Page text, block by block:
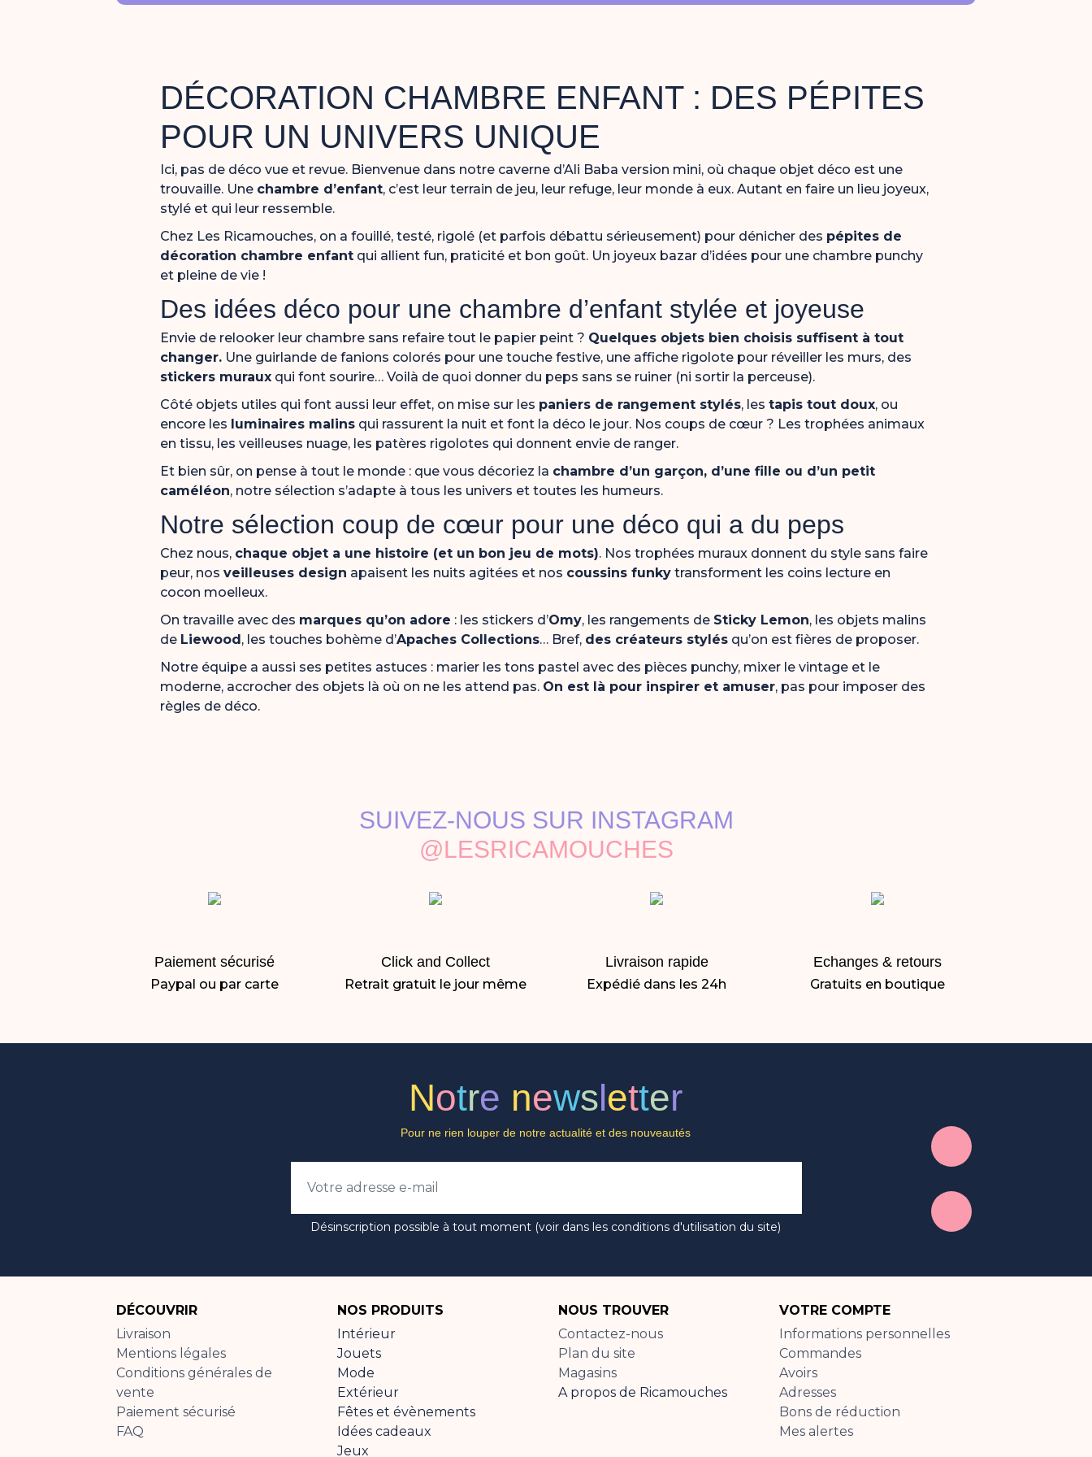
DÉCORATION CHAMBRE ENFANT : DES PÉPITES
POUR UN UNIVERS UNIQUE
Ici, pas de déco vue et revue. Bienvenue dans notre caverne d’Ali Baba version mini, où chaque objet déco est une
trouvaille. Une chambre d’enfant, c’est leur terrain de jeu, leur refuge, leur monde à eux. Autant en faire un lieu joyeux,
stylé et qui leur ressemble.
Chez Les Ricamouches, on a fouillé, testé, rigolé (et parfois débattu sérieusement) pour dénicher des pépites de
décoration chambre enfant qui allient fun, praticité et bon goût. Un joyeux bazar d’idées pour une chambre punchy
et pleine de vie !
Des idées déco pour une chambre d’enfant stylée et joyeuse
Envie de relooker leur chambre sans refaire tout le papier peint ? Quelques objets bien choisis suffisent à tout
changer. Une guirlande de fanions colorés pour une touche festive, une affiche rigolote pour réveiller les murs, des
stickers muraux qui font sourire… Voilà de quoi donner du peps sans se ruiner (ni sortir la perceuse).
Côté objets utiles qui font aussi leur effet, on mise sur les paniers de rangement stylés, les tapis tout doux, ou
encore les luminaires malins qui rassurent la nuit et font la déco le jour. Nos coups de cœur ? Les trophées animaux
en tissu, les veilleuses nuage, les patères rigolotes qui donnent envie de ranger.
Et bien sûr, on pense à tout le monde : que vous décoriez la chambre d’un garçon, d’une fille ou d’un petit
caméléon, notre sélection s’adapte à tous les univers et toutes les humeurs.
Notre sélection coup de cœur pour une déco qui a du peps
Chez nous, chaque objet a une histoire (et un bon jeu de mots). Nos trophées muraux donnent du style sans faire
peur, nos veilleuses design apaisent les nuits agitées et nos coussins funky transforment les coins lecture en
cocon moelleux.
On travaille avec des marques qu’on adore : les stickers d’Omy, les rangements de Sticky Lemon, les objets malins
de Liewood, les touches bohème d’Apaches Collections… Bref, des créateurs stylés qu’on est fières de proposer.
Notre équipe a aussi ses petites astuces : marier les tons pastel avec des pièces punchy, mixer le vintage et le
moderne, accrocher des objets là où on ne les attend pas. On est là pour inspirer et amuser, pas pour imposer des
règles de déco.
SUIVEZ-NOUS SUR INSTAGRAM
@LESRICAMOUCHES
Paiement sécurisé
Paypal ou par carte
Click and Collect
Retrait gratuit le jour même
Livraison rapide
Expédié dans les 24h
Echanges & retours
Gratuits en boutique
Notre newsletter
Pour ne rien louper de notre actualité et des nouveautés
Désinscription possible à tout moment (voir dans les conditions d'utilisation du site)
DÉCOUVRIR
Livraison
Mentions légales
Conditions générales de
vente
Paiement sécurisé
FAQ
NOS PRODUITS
Intérieur
Jouets
Mode
Extérieur
Fêtes et évènements
Idées cadeaux
Jeux
NOUS TROUVER
Contactez-nous
Plan du site
Magasins
A propos de Ricamouches
VOTRE COMPTE
Informations personnelles
Commandes
Avoirs
Adresses
Bons de réduction
Mes alertes